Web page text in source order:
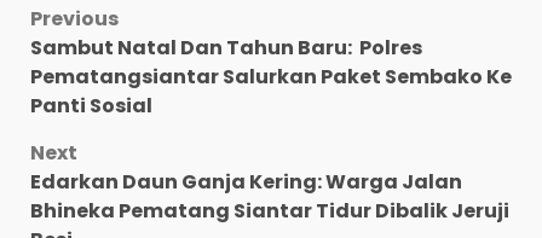
Post
navigation
Previous
Sambut Natal Dan Tahun Baru: Polres
Pematangsiantar Salurkan Paket Sembako Ke
Panti Sosial
Next
Edarkan Daun Ganja Kering: Warga Jalan
Bhineka Pematang Siantar Tidur Dibalik Jeruji